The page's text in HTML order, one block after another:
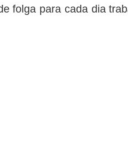
folga para cada dia